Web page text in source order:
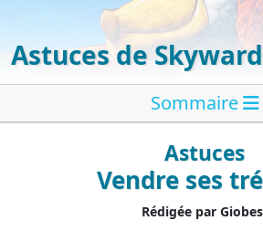
Astuces de
Sommaire
Astuces
Vendre ses
Rédigée par